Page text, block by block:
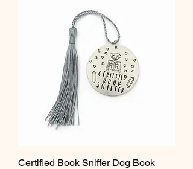
Certified Book Sniffer Dog Book